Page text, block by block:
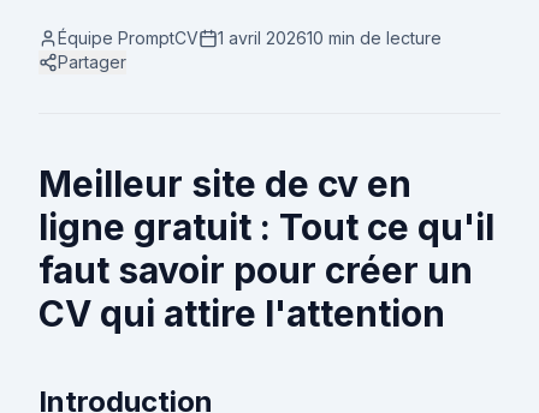
Équipe PromptCV 1 avril 202610 min de lecture
Partager
Meilleur site de cv en
ligne gratuit : Tout ce qu'il
faut savoir pour créer un
CV qui attire l'attention
Introduction